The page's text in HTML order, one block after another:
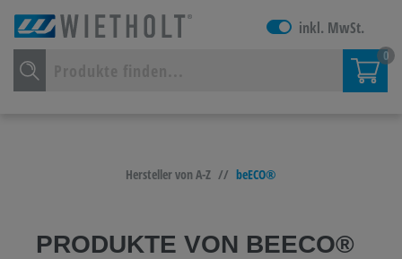
inkl. MwSt.
0
Hersteller von A-Z // beECO®
PRODUKTE VON BEECO®